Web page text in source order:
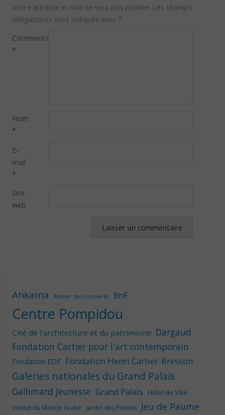
Votre adresse e-mail ne sera pas publiée. Les champs
obligatoires sont indiqués avec *
Commentaire
*
Nom
*
E-
mail
*
Site
web
Ankama Atelier des Lumières BnF
Centre Pompidou
Cité de l'architecture et du patrimoine Dargaud
Fondation Cartier pour l'art contemporain
Fondation EDF Fondation Henri Cartier-Bresson
Galeries nationales du Grand Palais
Gallimard Jeunesse Grand Palais Hôtel de Ville
Institut du Monde Arabe Jardin des Plantes Jeu de Paume